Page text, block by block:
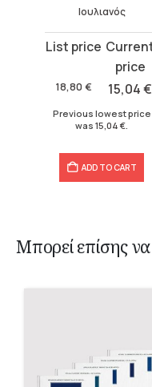
Ιουλιανός
18,80 €
Original
was:
18,80 €.
15,04€
Current
is:
15,04 €.
Previous lowest price
was 15,04 €.
ADD TO CART
Μπορεί επίσης